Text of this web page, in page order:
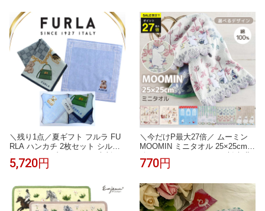
＼残り1点／夏ギフト フルラ FU
RLA ハンカチ 2枚セット シルク
混ハンカチ ブルー 58cm 大判 タ
オルハンカチ ブルー 23cm 高級
ド ギフト プレゼント 女性 人気
おしゃれ フェミニン スタイリッ
シュ ラッピング対応 誕生日 お礼
5,720円
＼今だけP最大27倍／ ムーミン
MOOMIN ミニタオル 25×25cm
綿100％ ハンカチタオル 刺繍 北
欧 キャラクター コンパクトサイ
いい おしゃれ 大人 子供 レディ
ース メンズ プチギフト プレゼン
ト
770円